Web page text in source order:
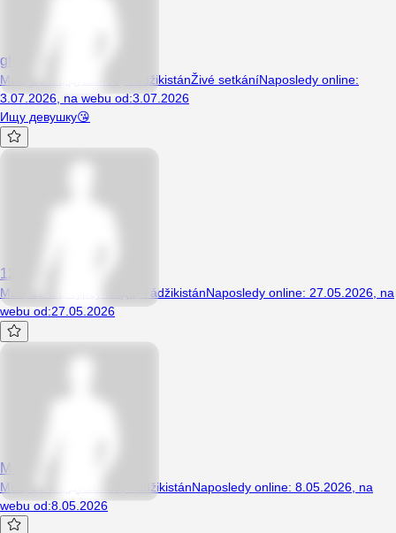
ghafurov
Muž, 28 let, душанбе, TádžikistánŽivé setkáníNaposledy online:
3.07.2026, na webu od:3.07.2026
Ищу девушку😘
123zf
Muž, 22 let, Турсунзода, TádžikistánNaposledy online: 27.05.2026 na
webu od:27.05.2026
Max0911
Muž, 21 let, Душанбе, TádžikistánNaposledy online: 8.05.2026 na
webu od:8.05.2026